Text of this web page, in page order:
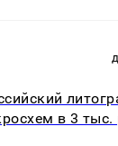
в 3 тыс.